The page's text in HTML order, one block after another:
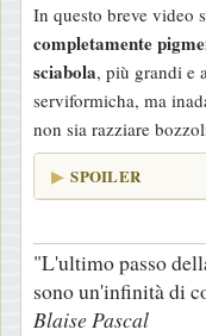
In questo breve video
completamente
sciabola, più grandi e
serviformicha, ma
non sia razziare
SPOILER
"L'ultimo passo
sono un'infinità di
Blaise Pascal